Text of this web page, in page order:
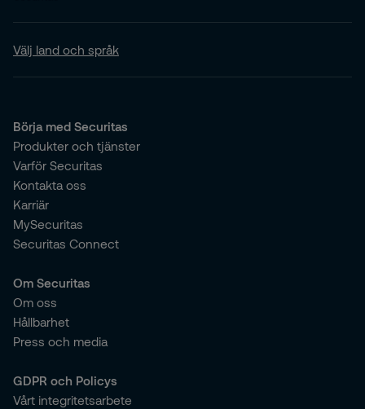
Välj land och språk
Börja med Securitas
Produkter och tjänster
Varför Securitas
Kontakta oss
Karriär
MySecuritas
Securitas Connect
Om Securitas
Om oss
Hållbarhet
Press och media
GDPR och Policys
Vårt integritetsarbete